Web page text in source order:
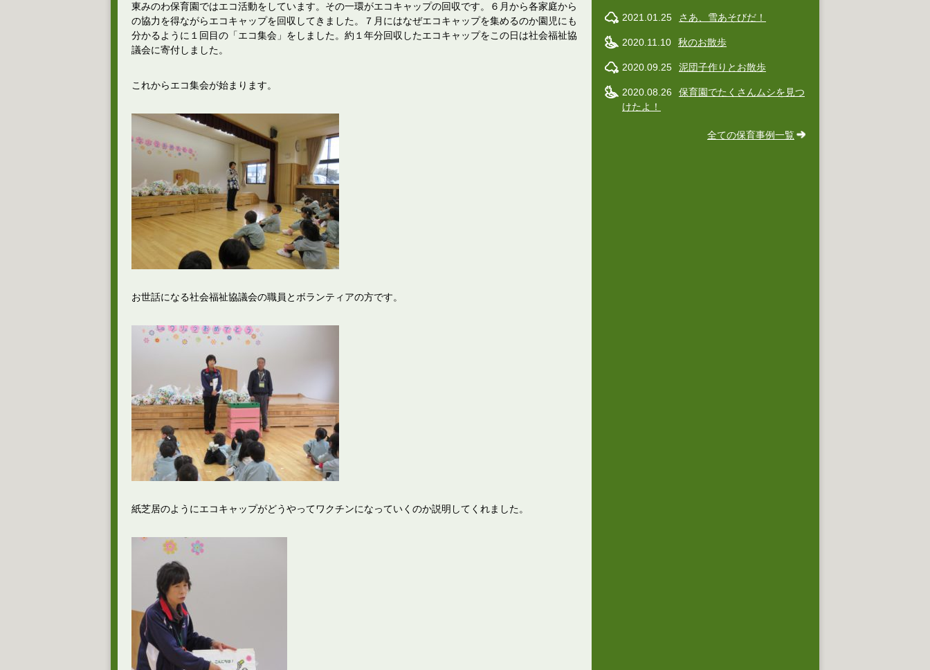
東みのわ保育園ではエコ活動をしています。その一環がエコキャップの回収です。６月から各家庭から
の協力を得ながらエコキャップを回収してきました。７月にはなぜエコキャップを集めるのか園児にも
分かるように１回目の「エコ集会」をしました。約１年分回収したエコキャップをこの日は社会福祉協
議会に寄付しました。
これからエコ集会が始まります。
お世話になる社会福祉協議会の職員とボランティアの方です。
紙芝居のようにエコキャップがどうやってワクチンになっていくのか説明してくれました。
2021.01.25 さあ、雪あそびだ！
2020.11.10 秋のお散歩
2020.09.25 泥団子作りとお散歩
2020.08.26
保育園でたくさんムシを見つ
けたよ！
全ての保育事例一覧